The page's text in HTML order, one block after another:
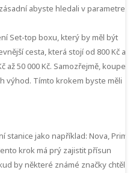
abyste hledali v
Set-top boxu, který by měl být
cesta, která stojí od 800 Kč a
až 50 000 Kč. Samozřejmě, koupení
výhod. Tímto krokem byste měli
jako například: Nova, Prima
krok má prý zajistit přísun
by některé známé značky chtěli